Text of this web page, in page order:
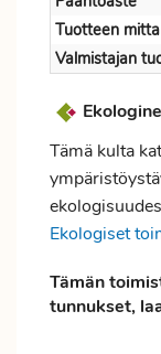
Tuotteen mitta
Valmistajan
Tämä kulta
Ekologiset
Tämän
tunnukset,